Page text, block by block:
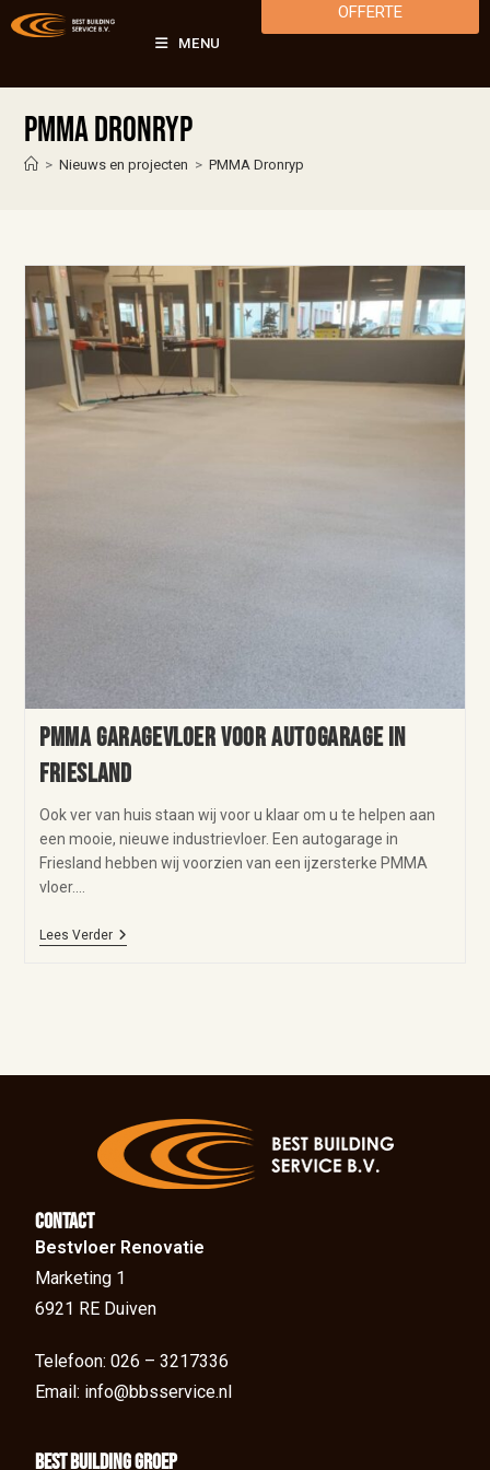
MENU
OFFERTE
PMMA Dronryp
> Nieuws en projecten > PMMA Dronryp
PMMA garagevloer voor autogarage in
Friesland
Ook ver van huis staan wij voor u klaar om u te helpen aan
een mooie, nieuwe industrievloer. Een autogarage in
Friesland hebben wij voorzien van een ijzersterke PMMA
vloer.…
Lees Verder
Contact
Bestvloer Renovatie
Marketing 1
6921 RE Duiven
Telefoon: 026 – 3217336
Email: info@bbsservice.nl
BEst Building groep